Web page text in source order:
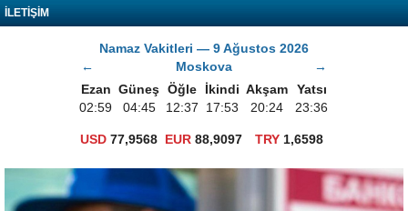
İLETİŞİM
Namaz Vakitleri — 9 Ağustos 2026
←
Moskova
→
Ezan Güneş Öğle İkindi Akşam
Yatsı
02:59
04:45 12:37 17:53 20:24 23:36
USD 77,9568 EUR 88,9097 TRY1,6598